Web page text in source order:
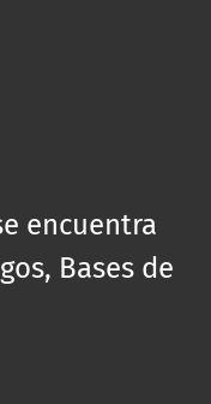
encuentra
Bases de